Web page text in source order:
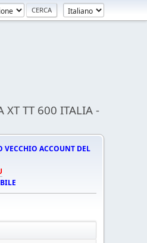
XT TT 600 ITALIA -
ACCOUNT DEL